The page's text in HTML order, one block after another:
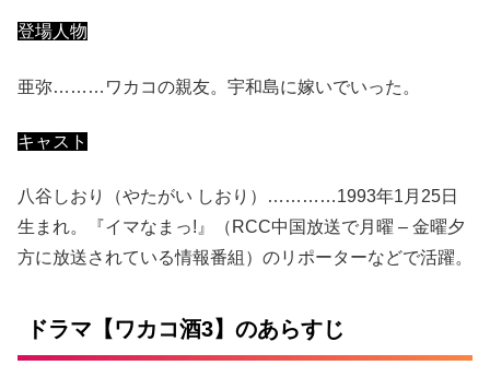
登場人物
亜弥………ワカコの親友。宇和島に嫁いでいった。
キャスト
八谷しおり（やたがい しおり）…………1993年1月25日
生まれ。『イマなまっ!』（RCC中国放送で月曜 – 金曜夕
方に放送されている情報番組）のリポーターなどで活躍。
ドラマ【ワカコ酒3】のあらすじ